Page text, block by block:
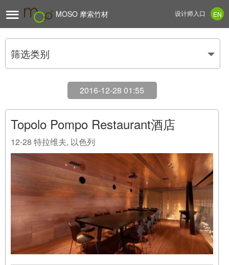
 MOSO 摩索竹材 EN
设计师入口
筛选类别
2016-12-28 01:55
Topolo Pompo Restaurant酒店
12-28 特拉维夫, 以色列